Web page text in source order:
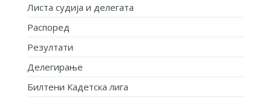
Листа судија и делегата
Распоред
Резултати
Делегирање
Билтени Кадетска лига